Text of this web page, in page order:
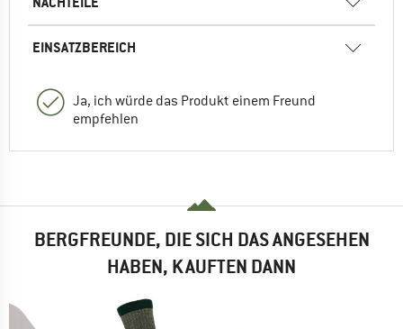
EINSATZBEREICH
Ja, ich würde das Produkt einem Freund
empfehlen
BERGFREUNDE, DIE SICH DAS ANGESEHEN
HABEN, KAUFTEN DANN